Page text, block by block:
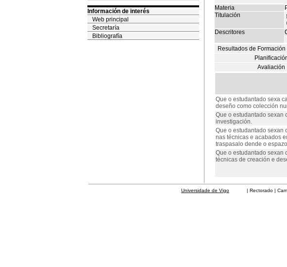
Información de interés
Web principal
Secretaría
Bibliografía
Materia
Titulación
Descritores
Resultados de
Avaliación
Que o estudantado sexa
deseño como colección
Que o estudantado sexan
investigación.
Que o estudantado sexan
nas técnicas e acabados
traspasalo dende o
Que o estudantado sexan
técnicas de creación e
Universidade de Vigo | Rectorado | Campus